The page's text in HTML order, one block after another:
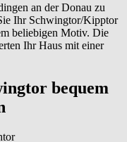
an der Donau zu
Ihr Schwingtor/Kipptor
beliebigen Motiv. Die
Ihr Haus mit einer
bequem